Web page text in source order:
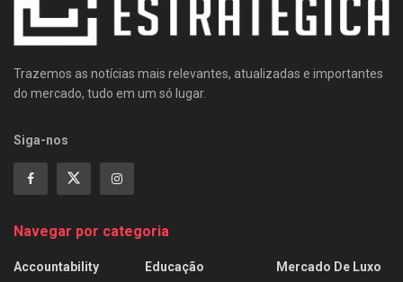
Trazemos as notícias mais relevantes, atualizadas e importantes
do mercado, tudo em um só lugar.
Siga-nos
Navegar por categoria
Accountability
Educação
Mercado De Luxo